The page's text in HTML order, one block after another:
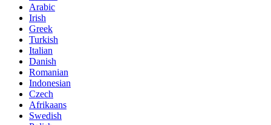
Arabic
Irish
Greek
Turkish
Italian
Danish
Romanian
Indonesian
Czech
Afrikaans
Swedish